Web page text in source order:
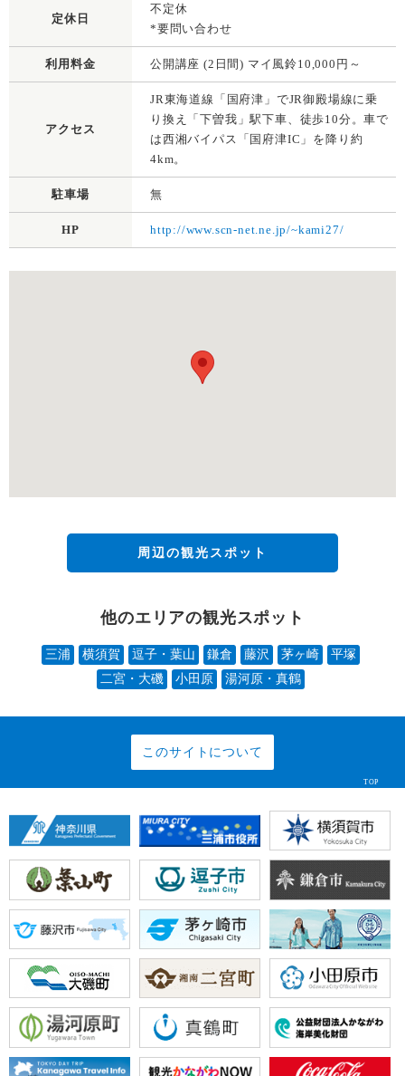
定休日
不定休
*要問い合わせ
利用料金 公開講座 (2日間) マイ風鈴10,000円～
アクセス
JR東海道線「国府津」でJR御殿場線に乗
り換え「下曽我」駅下車、徒歩10分。車で
は西湘バイパス「国府津IC」を降り約
4km。
駐車場 無
HP http://www.scn-net.ne.jp/~kami27/
周辺の観光スポット
他のエリアの観光スポット
三浦 横須賀 逗子・葉山 鎌倉 藤沢 茅ヶ崎
平塚
二宮・大磯
小田原 湯河原・真鶴
このサイトについて
TOP